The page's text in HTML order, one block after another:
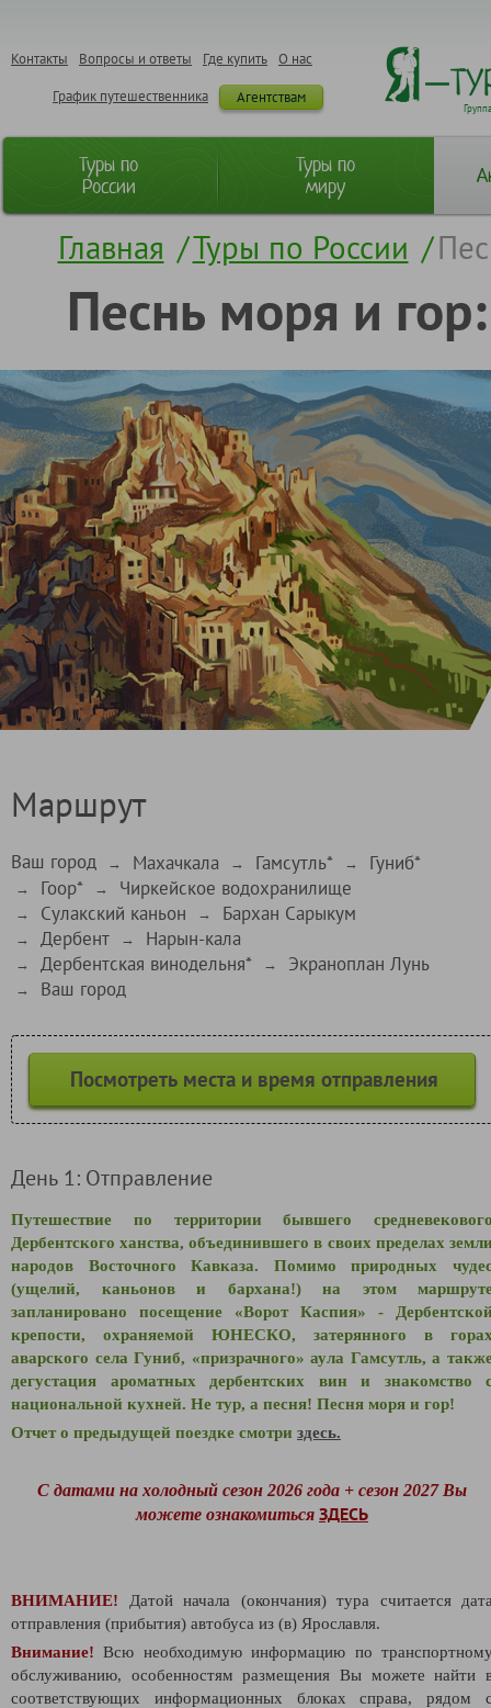
О нас
Где купить
Вопросы и ответы
Контакты
Агентствам
График путешественника
Туры по
России
Туры по
миру
Главная /Туры по России /
Песнь моря и
Маршрут
Ваш город → Махачкала → Гамсутль* → Гуниб*
→ Гоор* → Чиркейское водохранилище
→ Сулакский каньон → Бархан Сарыкум
→ Дербент → Нарын-кала
→ Дербентская винодельня* → Экраноплан Лунь
→ Ваш город
Посмотреть места и время отправления
День 1: Отправление
Путешествие по территории бывшего
Дербентского ханства, объединившего в своих пределах
народов Восточного Кавказа. Помимо природных
(ущелий, каньонов и бархана!) на этом
запланировано посещение «Ворот Каспия» -
крепости, охраняемой ЮНЕСКО, затерянного в
аварского села Гуниб, «призрачного» аула Гамсутль, а
дегустация ароматных дербентских вин и знакомство
национальной кухней. Не тур, а песня! Песня моря и гор!
Отчет о предыдущей поездке смотри здесь.
С датами на холодный сезон 2026 года + сезон 2027 Вы
можете ознакомиться ЗДЕСЬ
ВНИМАНИЕ! Датой начала (окончания) тура считается
отправления (прибытия) автобуса из (в) Ярославля.
Внимание! Всю необходимую информацию по
обслуживанию, особенностям размещения Вы можете найти
соответствующих информационных блоках справа, рядом